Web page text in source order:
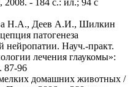
- 184 с.: ил.; 94 с
Н.А., Деев А.И., Шилкин
патогенеза
нейропатии. Науч.-практ.
лечения глаукомы»:
87-96
домашних животных /